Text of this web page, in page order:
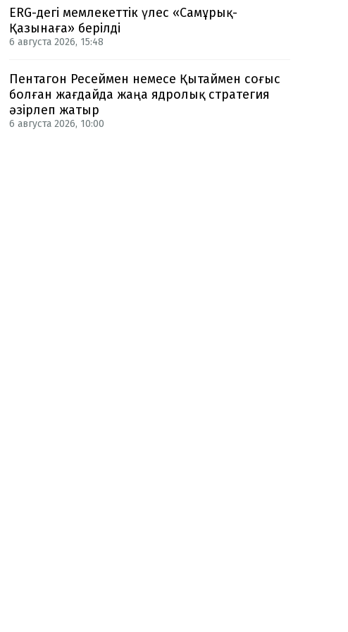
ERG-дегі мемлекеттік үлес «Самұрық-
Қазынаға» берілді
6 августа 2026, 15:48
Пентагон Ресеймен немесе Қытаймен соғыс
болған жағдайда жаңа ядролық стратегия
әзірлеп жатыр
6 августа 2026, 10:00